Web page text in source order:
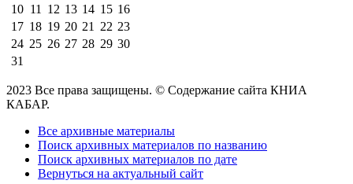
10 11 12 13 14 15 16
17 18 19 20 21 22 23
24 25 26 27 28 29 30
31
2023 Все права защищены. © Содержание сайта КНИА
КАБАР.
Все архивные материалы
Поиск архивных материалов по названию
Поиск архивных материалов по дате
Вернуться на актуальный сайт